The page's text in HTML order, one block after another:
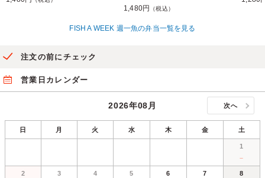
1,480円
（税込）
FISH A WEEK 週一魚の弁当一覧を見る
注文の前にチェック
営業日カレンダー
2026年08月 次へ
日 月 火 水 木 金 土
1
－
2 3 4 5 6 7 8